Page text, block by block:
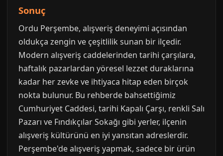
Sonuç
Ordu Perşembe, alışveriş deneyimi açısından
oldukça zengin ve çeşitlilik sunan bir ilçedir.
Modern alışveriş caddelerinden tarihi çarşılara,
haftalık pazarlardan yöresel lezzet duraklarına
kadar her zevke ve ihtiyaca hitap eden birçok
nokta bulunur. Bu rehberde bahsettiğimiz
Cumhuriyet Caddesi, tarihi Kapalı Çarşı, renkli Salı
Pazarı ve Fındıkçılar Sokağı gibi yerler, ilçenin
alışveriş kültürünü en iyi yansıtan adreslerdir.
Perşembe'de alışveriş yapmak, sadece bir ürün